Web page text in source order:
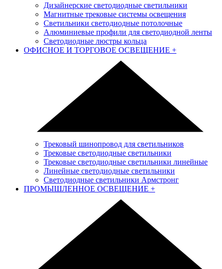
Дизайнерские светодиодные светильники
Магнитные трековые системы освещения
Светильники светодиодные потолочные
Алюминиевые профили для светодиодной ленты
Светодиодные люстры кольца
ОФИСНОЕ И ТОРГОВОЕ ОСВЕЩЕНИЕ +
Трековый шинопровод для светильников
Трековые светодиодные светильники
Трековые светодиодные светильники линейные
Линейные светодиодные светильники
Светодиодные светильники Армстронг
ПРОМЫШЛЕННОЕ ОСВЕЩЕНИЕ +